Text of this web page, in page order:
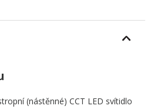
(nástěnné) CCT LED svítidlo